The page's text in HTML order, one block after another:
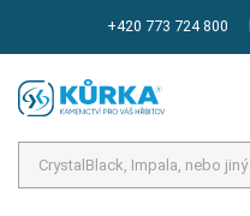
+420 773 724 800